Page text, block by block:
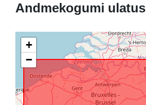
Andmekogumi ulatus
+
−